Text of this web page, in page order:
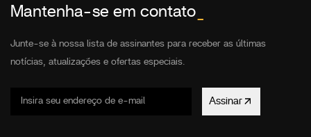
Mantenha-se em contato
Junte-se à nossa lista de assinantes para receber as últimas
notícias, atualizações e ofertas especiais.
Assinar